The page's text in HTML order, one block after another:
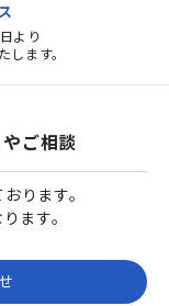
より
ます。
ご相談
ります。
ます。